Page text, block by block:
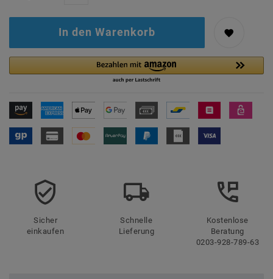
In den Warenkorb
Sicher
einkaufen
Schnelle
Lieferung
Kostenlose
Beratung
0203-928-789-63